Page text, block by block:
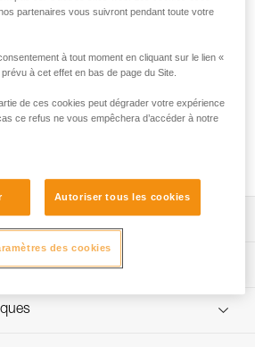
corde. Son système Keylock évite
du mousqueton durant les phases
de démousquetonnage. Sa taille
sa légèreté, au contraire, son
terrains. Le pack contient six
doigt courbe de couleurs différentes
matériel, l'ancrage ou la corde,
démousquetonnage facilités, grâce au
partenaires vous suivront pendant toute votre
à tout moment en cliquant sur le lien «
à cet effet en bas de page du Site.
de ces cookies peut dégrader votre expérience
ce refus ne vous empêchera d’accéder à notre
Autoriser tous les cookies
des cookies